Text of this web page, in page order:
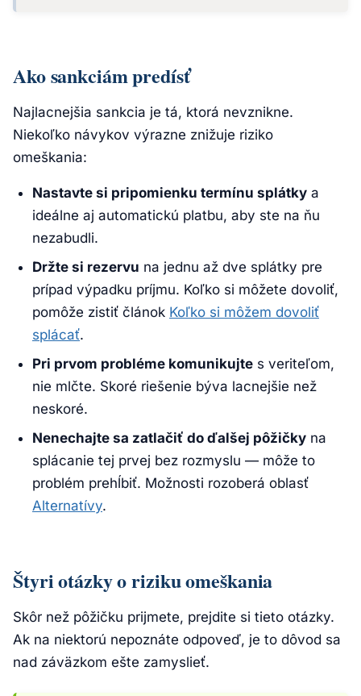
Ako sankciám predísť
Najlacnejšia sankcia je tá, ktorá nevznikne.
Niekoľko návykov výrazne znižuje riziko
omeškania:
Nastavte si pripomienku termínu splátky a
ideálne aj automatickú platbu, aby ste na ňu
nezabudli.
Držte si rezervu na jednu až dve splátky pre
prípad výpadku príjmu. Koľko si môžete dovoliť,
pomôže zistiť článok Koľko si môžem dovoliť
splácať.
Pri prvom probléme komunikujte s veriteľom,
nie mlčte. Skoré riešenie býva lacnejšie než
neskoré.
Nenechajte sa zatlačiť do ďalšej pôžičky na
splácanie tej prvej bez rozmyslu — môže to
problém prehĺbiť. Možnosti rozoberá oblasť
Alternatívy.
Štyri otázky o riziku omeškania
Skôr než pôžičku prijmete, prejdite si tieto otázky.
Ak na niektorú nepoznáte odpoveď, je to dôvod sa
nad záväzkom ešte zamyslieť.